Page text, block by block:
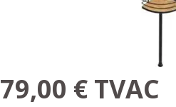
79,00 € TVAC